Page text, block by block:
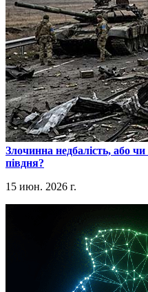
​Злочинна недбалість, або чи
півдня?
15 июн. 2026 г.